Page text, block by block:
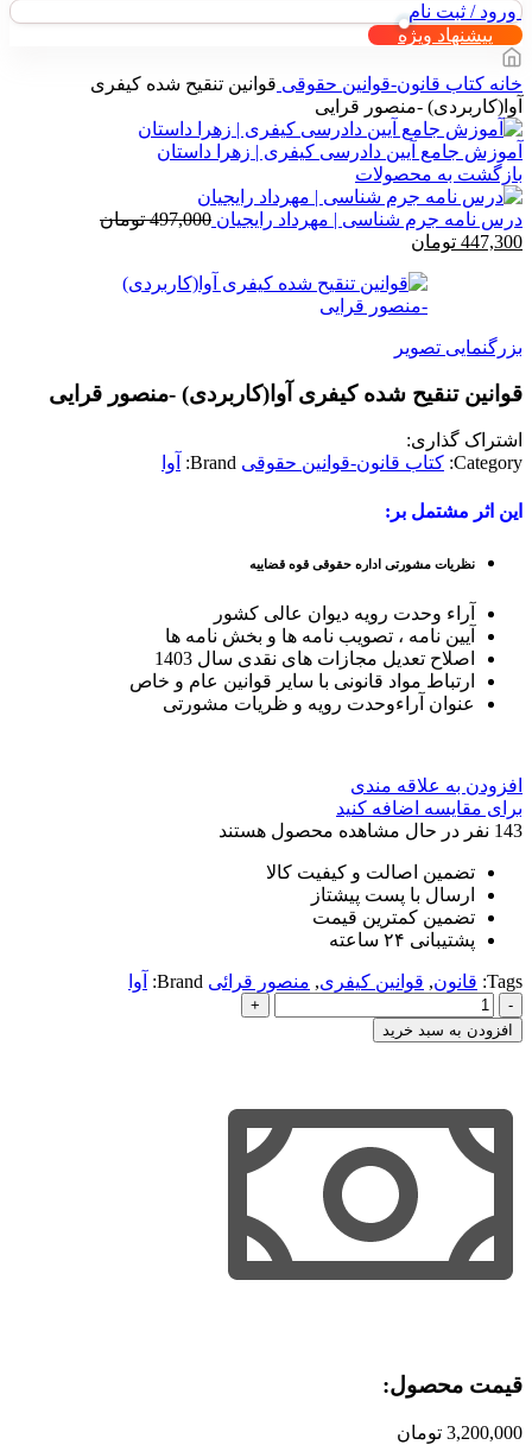
ورود / ثبت نام
پیشنهاد ویژه
خانه کتاب قانون-قوانین حقوقی قوانین تنقیح شده کیفری
آوا(کاربردی) -منصور قرایی
آموزش جامع آیین دادرسی کیفری | زهرا داستان
بازگشت به محصولات
درس نامه جرم شناسی | مهرداد رایجیان 497,000 تومان
قیمت
497,000 تومان
447,300 تومان
447,300 تومان
است.
بزرگنمایی تصویر
قوانین تنقیح شده کیفری آوا(کاربردی) -منصور قرایی
اشتراک گذاری:
Category: کتاب قانون-قوانین حقوقی Brand: آوا
این اثر مشتمل بر:
نظریات مشورتی اداره حقوقی قوه قضاییه
آراء وحدت رویه دیوان عالی کشور
آیین نامه ، تصویب نامه ها و بخش نامه ها
اصلاح تعدیل مجازات های نقدی سال 1403
ارتباط مواد قانونی با سایر قوانین عام و خاص
عنوان آراءوحدت رویه و ظریات مشورتی
افزودن به علاقه مندی
برای مقایسه اضافه کنید
143 نفر در حال مشاهده محصول هستند
تضمین اصالت و کیفیت کالا
ارسال با پست پیشتاز
تضمین کمترین قیمت
پشتیبانی ۲۴ ساعته
Tags: قانون, قوانین کیفری, منصور قرائی Brand:
آوا
قوانین
تنقیح
شده
-منصور
قرایی
عدد
افزودن به سبد خرید
قیمت محصول:​
3,200,000 تومان